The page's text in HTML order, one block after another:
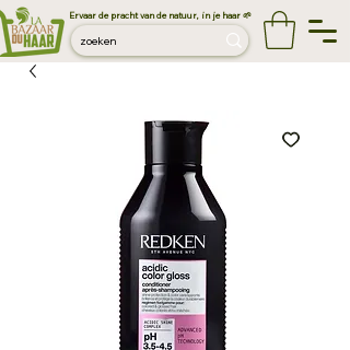
Ervaar de pracht van de natuur, in je haar 🌱